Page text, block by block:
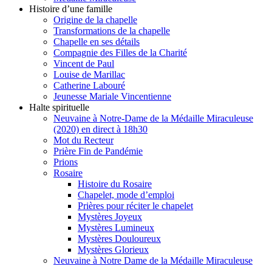
Histoire d’une famille
Origine de la chapelle
Transformations de la chapelle
Chapelle en ses détails
Compagnie des Filles de la Charité
Vincent de Paul
Louise de Marillac
Catherine Labouré
Jeunesse Mariale Vincentienne
Halte spirituelle
Neuvaine à Notre-Dame de la Médaille Miraculeuse
(2020) en direct à 18h30
Mot du Recteur
Prière Fin de Pandémie
Prions
Rosaire
Histoire du Rosaire
Chapelet, mode d’emploi
Prières pour réciter le chapelet
Mystères Joyeux
Mystères Lumineux
Mystères Douloureux
Mystères Glorieux
Neuvaine à Notre Dame de la Médaille Miraculeuse